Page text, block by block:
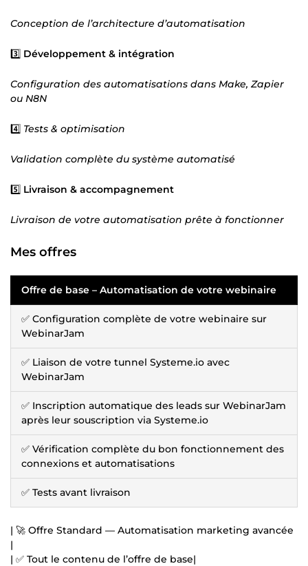
Conception de l’architecture d’automatisation
3️⃣ Développement & intégration
Configuration des automatisations dans Make, Zapier
ou N8N
4️⃣ Tests & optimisation
Validation complète du système automatisé
5️⃣ Livraison & accompagnement
Livraison de votre automatisation prête à fonctionner
Mes offres
Offre de base – Automatisation de votre webinaire
✅ Configuration complète de votre webinaire sur
WebinarJam
✅ Liaison de votre tunnel Systeme.io avec
WebinarJam
✅ Inscription automatique des leads sur WebinarJam
après leur souscription via Systeme.io
✅ Vérification complète du bon fonctionnement des
connexions et automatisations
✅ Tests avant livraison
| 🚀 Offre Standard — Automatisation marketing avancée
|
| ✅ Tout le contenu de l’offre de base|